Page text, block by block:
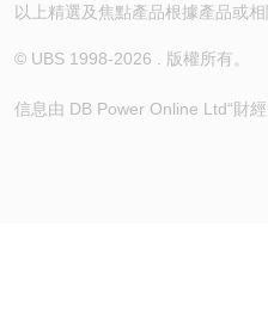
以上精選及焦點產品根據產品或
© UBS 1998-2026 . 版權所有。
信息由 DB Power Online Ltd“財